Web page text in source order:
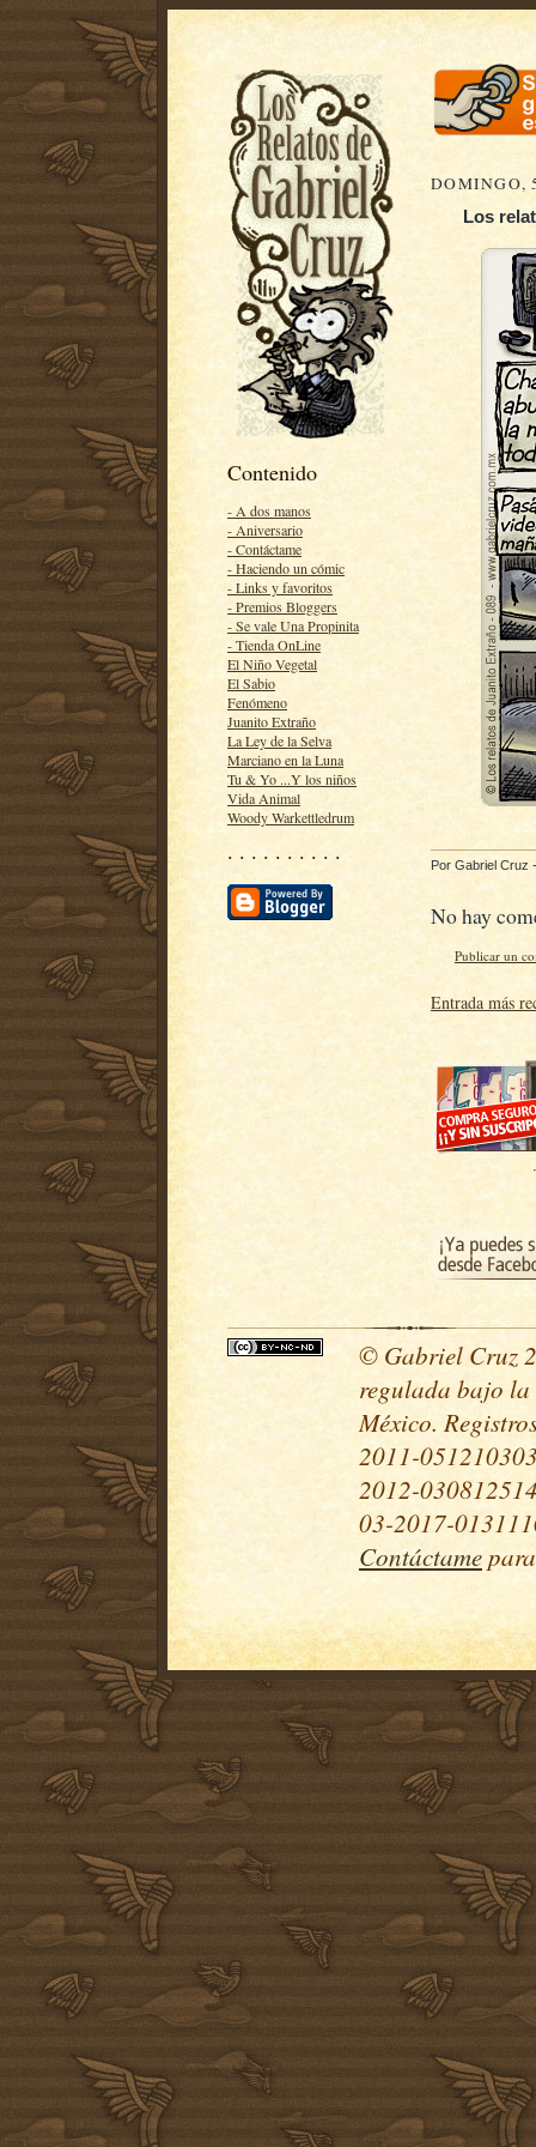
Contenido
- A dos manos
- Aniversario
- Contáctame
- Haciendo un cómic
- Links y favoritos
- Premios Bloggers
- Se vale Una Propinita
- Tienda OnLine
El Niño Vegetal
El Sabio
Fenómeno
Juanito Extraño
La Ley de la Selva
Marciano en la Luna
Tu & Yo ...Y los niños
Vida Animal
Woody Warkettledrum
· · · · · · · · · ·
DOMINGO,
Los
Por Gabriel Cruz
No hay
Publicar un
Entrada más
© Gabriel Cruz
regulada bajo la
México.
2011-
2012-
03-2017-
Contáctame